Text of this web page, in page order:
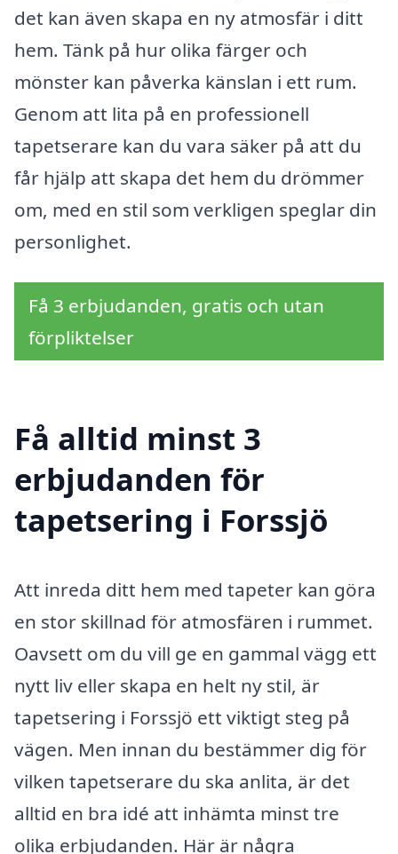
det kan även skapa en ny atmosfär i ditt
hem. Tänk på hur olika färger och
mönster kan påverka känslan i ett rum.
Genom att lita på en professionell
tapetserare kan du vara säker på att du
får hjälp att skapa det hem du drömmer
om, med en stil som verkligen speglar din
personlighet.
Få 3 erbjudanden, gratis och utan
förpliktelser
Få alltid minst 3
erbjudanden för
tapetsering i Forssjö
Att inreda ditt hem med tapeter kan göra
en stor skillnad för atmosfären i rummet.
Oavsett om du vill ge en gammal vägg ett
nytt liv eller skapa en helt ny stil, är
tapetsering i Forssjö ett viktigt steg på
vägen. Men innan du bestämmer dig för
vilken tapetserare du ska anlita, är det
alltid en bra idé att inhämta minst tre
olika erbjudanden. Här är några